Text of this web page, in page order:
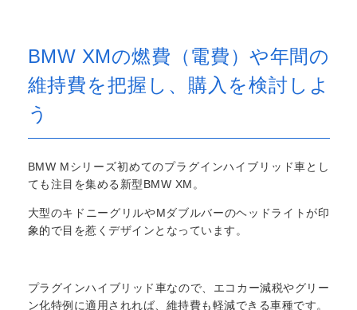
BMW XMの燃費（電費）や年間の
維持費を把握し、購入を検討しよ
う
BMW Mシリーズ初めてのプラグインハイブリッド車とし
ても注目を集める新型BMW XM。
大型のキドニーグリルやMダブルバーのヘッドライトが印
象的で目を惹くデザインとなっています。
プラグインハイブリッド車なので、エコカー減税やグリー
ン化特例に適用されれば、維持費も軽減できる車種です。